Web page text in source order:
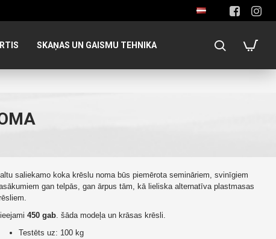
SKAŅAS UN GAISMU TEHNIKA
saliekamo koka krēslu noma būs piemērota semināriem, svinīgiem
gan telpās, gan ārpus tām, kā lieliska alternatīva plastmasas
450 gab. šāda modeļa un krāsas krēsli.
Testēts uz: 100 kg